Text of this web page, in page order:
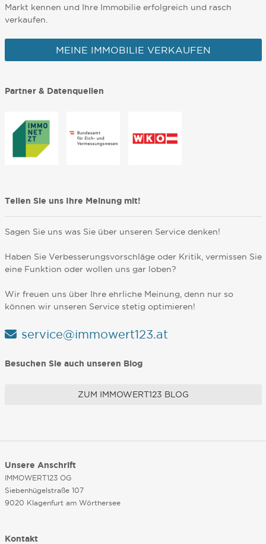
Markt kennen und Ihre Immobilie erfolgreich und rasch
verkaufen.
MEINE IMMOBILIE VERKAUFEN
Partner & Datenquellen
Teilen Sie uns Ihre Meinung mit!
Sagen Sie uns was Sie über unseren Service denken!
Haben Sie Verbesserungsvorschläge oder Kritik, vermissen Sie
eine Funktion oder wollen uns gar loben?
Wir freuen uns über Ihre ehrliche Meinung, denn nur so
können wir unseren Service stetig optimieren!
service@immowert123.at
Besuchen Sie auch unseren Blog
ZUM IMMOWERT123 BLOG
Unsere Anschrift
IMMOWERT123 OG
Siebenhügelstraße 107
9020 Klagenfurt am Wörthersee
Kontakt